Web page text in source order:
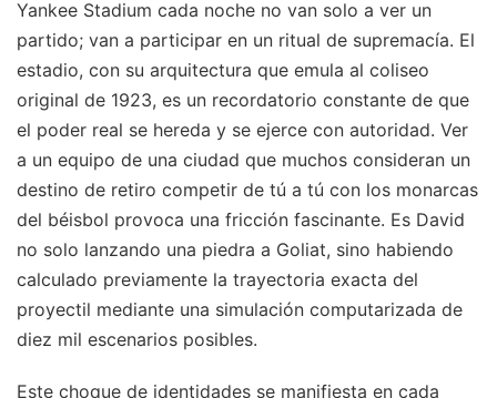
Yankee Stadium cada noche no van solo a ver un
partido; van a participar en un ritual de supremacía. El
estadio, con su arquitectura que emula al coliseo
original de 1923, es un recordatorio constante de que
el poder real se hereda y se ejerce con autoridad. Ver
a un equipo de una ciudad que muchos consideran un
destino de retiro competir de tú a tú con los monarcas
del béisbol provoca una fricción fascinante. Es David
no solo lanzando una piedra a Goliat, sino habiendo
calculado previamente la trayectoria exacta del
proyectil mediante una simulación computarizada de
diez mil escenarios posibles.
Este choque de identidades se manifiesta en cada